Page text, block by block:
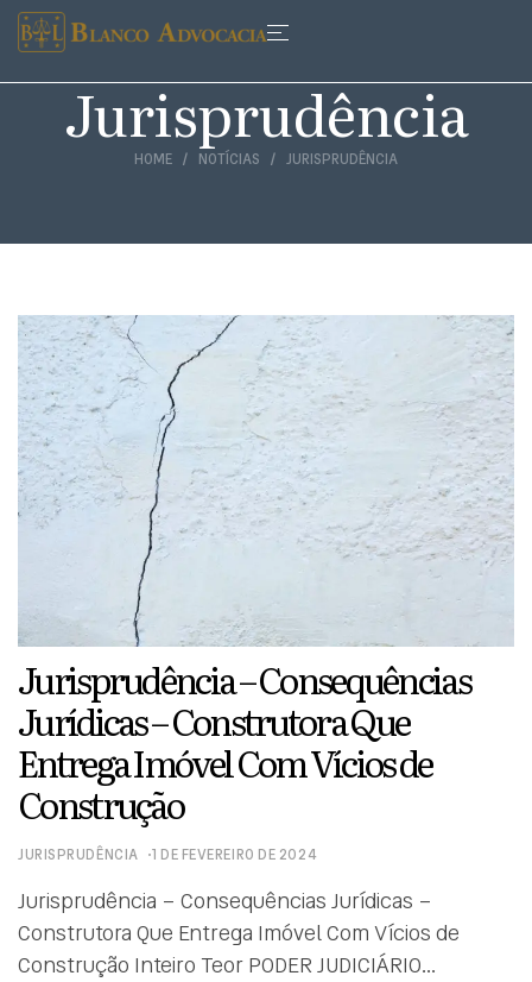
HOME NOTÍCIAS JURISPRUDÊNCIA
Jurisprudência
Jurisprudência – Consequências
Jurídicas – Construtora Que
Entrega Imóvel Com Vícios de
Construção
JURISPRUDÊNCIA 1 DE FEVEREIRO DE 2024
Jurisprudência – Consequências Jurídicas –
Construtora Que Entrega Imóvel Com Vícios de
Construção Inteiro Teor PODER JUDICIÁRIO